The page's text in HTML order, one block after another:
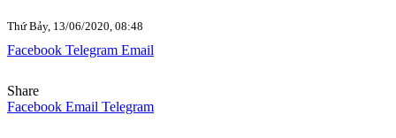
Thứ Bảy, 13/06/2020, 08:48
Facebook Telegram Email
Share
Facebook Email Telegram